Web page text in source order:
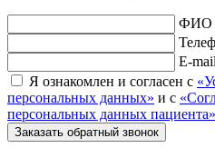
ФИО
E-mail
Я ознакомлен и согласен с
персональных данных» и с
персональных данных пациента»
Заказать обратный звонок